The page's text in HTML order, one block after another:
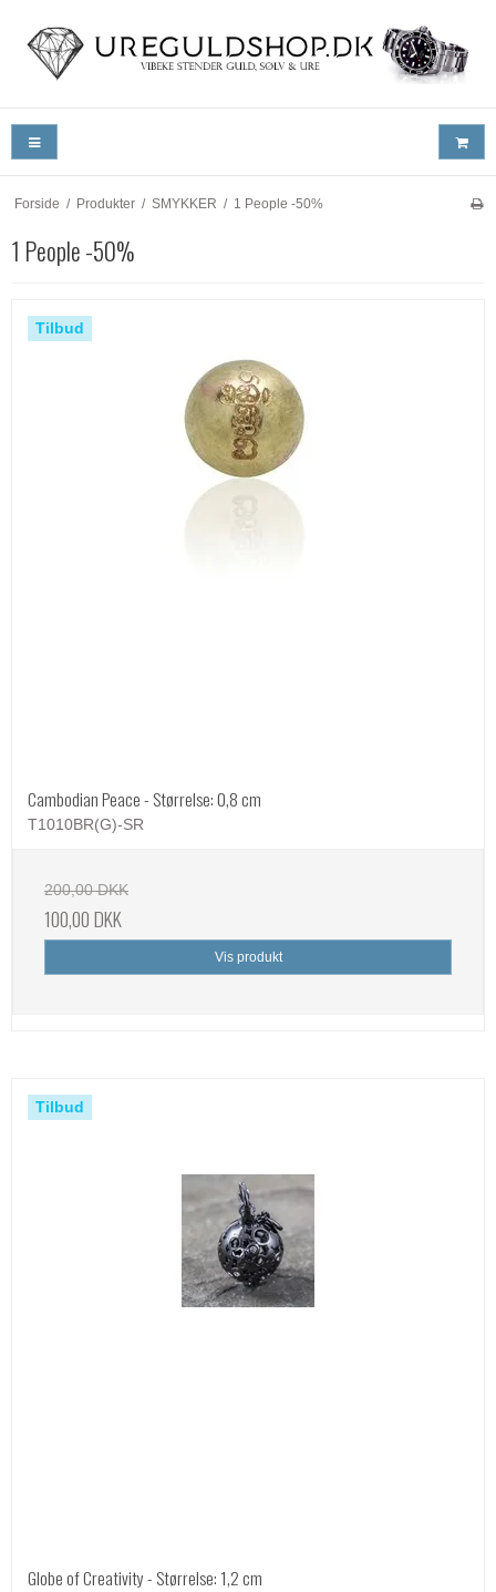
Forside / Produkter / SMYKKER / 1 People -50%
1 People -50%
Tilbud
Cambodian Peace - Størrelse: 0,8 cm
T1010BR(G)-SR
200,00 DKK
100,00 DKK
Vis produkt
Tilbud
Globe of Creativity - Størrelse: 1,2 cm